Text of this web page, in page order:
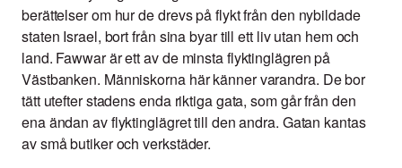
berättelser om hur de drevs på flykt från den nybildade
staten Israel, bort från sina byar till ett liv utan hem och
land. Fawwar är ett av de minsta flyktinglägren på
Västbanken. Människorna här känner varandra. De bor
tätt utefter stadens enda riktiga gata, som går från den
ena ändan av flyktinglägret till den andra. Gatan kantas
av små butiker och verkstäder.